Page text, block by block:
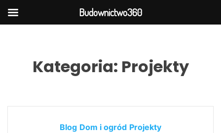
Kategoria: Projekty
Blog Dom i ogród Projekty
Budownictwo360